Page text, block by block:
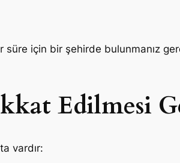
için bir şehirde bulunmanız
Edilmesi
vardır: